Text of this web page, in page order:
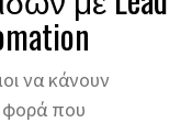
να κάνουν
φορά που